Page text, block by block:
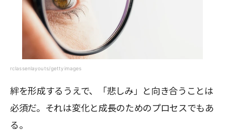
rclassenlayouts/gettyimages
絆を形成するうえで、「悲しみ」と向き合うことは
必須だ。それは変化と成長のためのプロセスでもあ
る。